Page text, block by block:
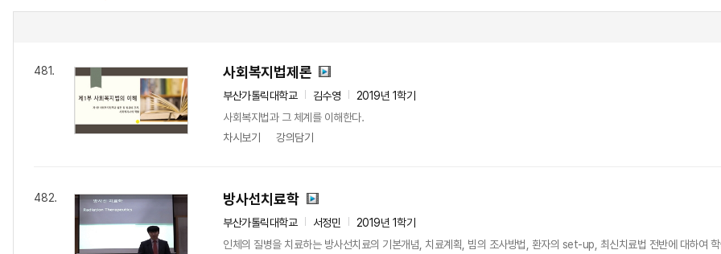
481. 사회복지법제론
부산가톨릭대학교 김수영
2019년 1학기
사회복지법과 그 체계를 이해한다.
차시보기
강의담기
482. 방사선치료학
부산가톨릭대학교 서정민
2019년 1학기
인체의 질병을 치료하는 방사선치료의 기본개념, 치료계획, 빔의 조사방법, 환자의 set-up, 최신치료법 전반에 대하여